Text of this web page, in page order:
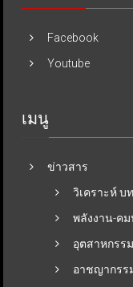
Facebook
Youtube
เมนู
ข่าวสาร
วิเคราะห์ บ
พลังงาน-ค
อุตสาหกรร
อาชญากรร